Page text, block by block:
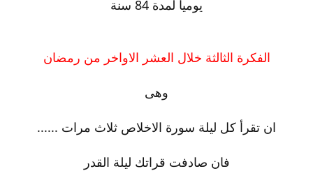
يوميا لمدة 84 سنة
الفكرة الثالثة خلال العشر الاواخر من رمضان
وهى
ان تقرأ كل ليلة سورة الاخلاص ثلاث مرات ......
فان صادفت قراتك ليلة القدر